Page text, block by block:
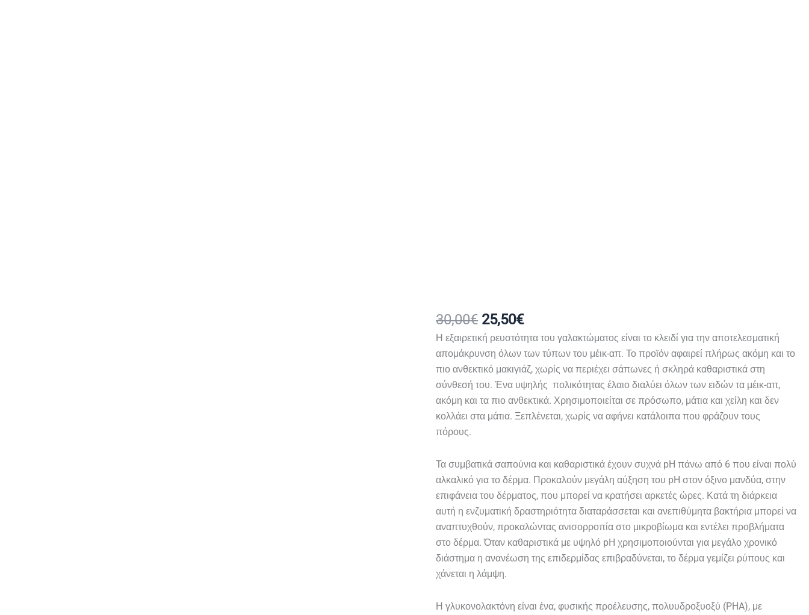
30,00€ 25,50€
Η εξαιρετική ρευστότητα του γαλακτώματος είναι το κλειδί για την αποτελεσματική
απομάκρυνση όλων των τύπων του μέικ-απ. Το προϊόν αφαιρεί πλήρως ακόμη και το
πιο ανθεκτικό μακιγιάζ, χωρίς να περιέχει σάπωνες ή σκληρά καθαριστικά στη
σύνθεσή του. Ένα υψηλής πολικότητας έλαιο διαλύει όλων των ειδών τα μέικ-απ,
ακόμη και τα πιο ανθεκτικά. Χρησιμοποιείται σε πρόσωπο, μάτια και χείλη και δεν
κολλάει στα μάτια. Ξεπλένεται, χωρίς να αφήνει κατάλοιπα που φράζουν τους
πόρους.
Τα συμβατικά σαπούνια και καθαριστικά έχουν συχνά pH πάνω από 6 που είναι πολύ
αλκαλικό για το δέρμα. Προκαλούν μεγάλη αύξηση του pH στον όξινο μανδύα, στην
επιφάνεια του δέρματος, που μπορεί να κρατήσει αρκετές ώρες. Κατά τη διάρκεια
αυτή η ενζυματική δραστηριότητα διαταράσσεται και ανεπιθύμητα βακτήρια μπορεί να
αναπτυχθούν, προκαλώντας ανισορροπία στο μικροβίωμα και εντέλει προβλήματα
στο δέρμα. Όταν καθαριστικά με υψηλό pH χρησιμοποιούνται για μεγάλο χρονικό
διάστημα η ανανέωση της επιδερμίδας επιβραδύνεται, το δέρμα γεμίζει ρύπους και
χάνεται η λάμψη.
Η γλυκονολακτόνη είναι ένα, φυσικής προέλευσης, πολυυδροξυοξύ (PHA), με